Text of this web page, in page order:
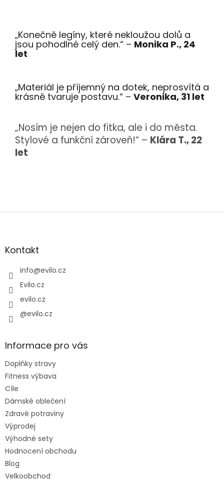
„Konečně legíny, které nekloužou dolů a
jsou pohodlné celý den.“ – Monika P., 24
let
„Materiál je příjemný na dotek, neprosvítá a
krásně tvaruje postavu.“ – Veronika, 31 let
„Nosím je nejen do fitka, ale i do města.
Stylové a funkční zároveň!“ – Klára T., 22
let
Z
aKontakt
info@evilo.cz
Evilo.cz
evilo.cz
@evilo.cz
Informace pro vás
Doplňky stravy
Fitness výbava
Cíle
Dámské oblečení
Zdravé potraviny
Výprodej
Výhodné sety
Hodnocení obchodu
Blog
Velkoobchod